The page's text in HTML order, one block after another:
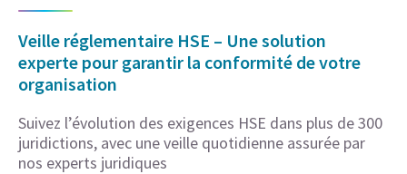
Veille réglementaire HSE – Une solution
experte pour garantir la conformité de votre
organisation
Suivez l’évolution des exigences HSE dans plus de 300
juridictions, avec une veille quotidienne assurée par
nos experts juridiques